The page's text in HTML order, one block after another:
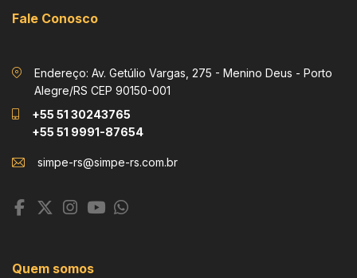
Fale Conosco
Endereço: Av. Getúlio Vargas, 275 - Menino Deus - Porto
Alegre/RS CEP 90150-001
+55 51 30243765
+55 51 9991-87654
Quem somos